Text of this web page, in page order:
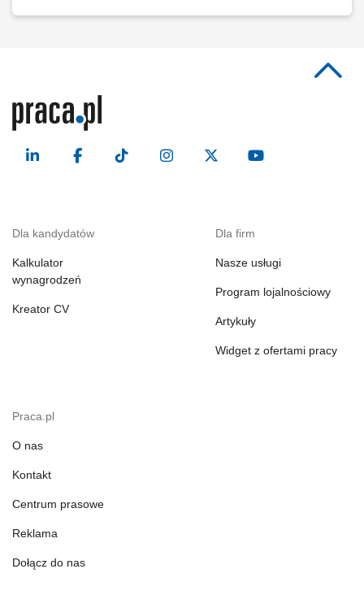
Dla kandydatów
Kalkulator
wynagrodzeń
Kreator CV
Dla firm
Nasze usługi
Program lojalnościowy
Artykuły
Widget z ofertami pracy
Praca.pl
O nas
Kontakt
Centrum prasowe
Reklama
Dołącz do nas